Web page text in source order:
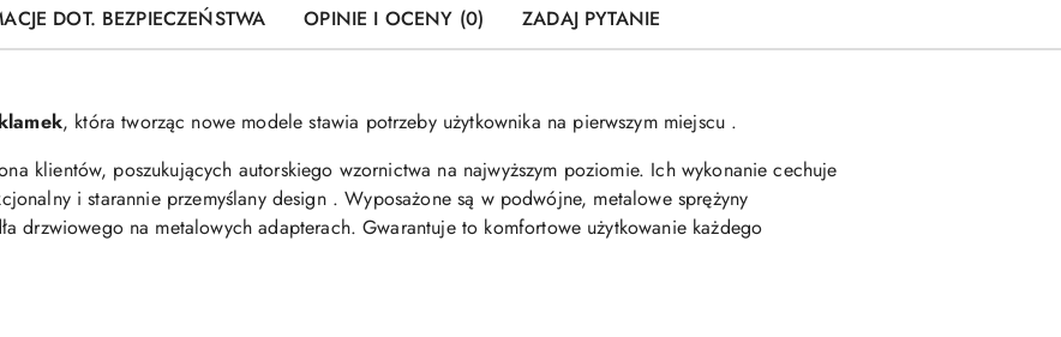
DOT. BEZPIECZEŃSTWA OPINIE I OCENY (0) ZADAJ PYTANIE
, która tworząc nowe modele stawia potrzeby użytkownika na pierwszym miejscu .
klientów, poszukujących autorskiego wzornictwa na najwyższym poziomie. Ich wykonanie cechuje
i starannie przemyślany design . Wyposażone są w podwójne, metalowe sprężyny
drzwiowego na metalowych adapterach. Gwarantuje to komfortowe użytkowanie każdego